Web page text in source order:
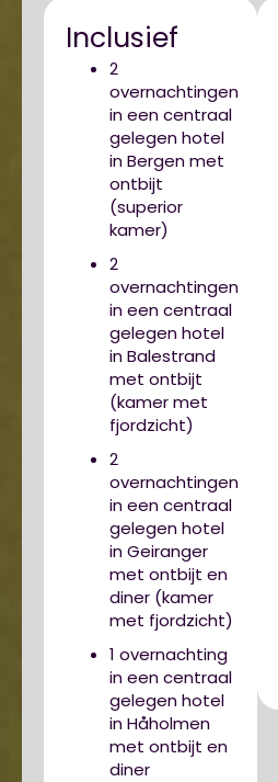
Inclusief
2
overnachtingen
in een centraal
gelegen hotel
in Bergen met
ontbijt
(superior
kamer)
2
overnachtingen
in een centraal
gelegen hotel
in Balestrand
met ontbijt
(kamer met
fjordzicht)
2
overnachtingen
in een centraal
gelegen hotel
in Geiranger
met ontbijt en
diner (kamer
met fjordzicht)
1 overnachting
in een centraal
gelegen hotel
in Håholmen
met ontbijt en
diner